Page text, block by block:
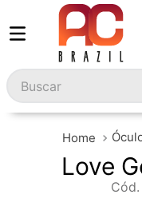
Buscar
Love